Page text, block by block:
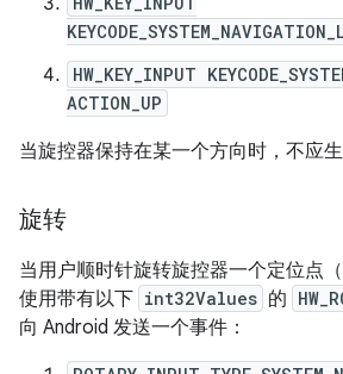
HW_KEY_INPUT
ACTION_UP
当旋控器保持在某一个方向时，不应生
旋转
当用户顺时针旋转旋控器一个定位点
使用带有以下 int32Values 的
向 Android 发送一个事件：